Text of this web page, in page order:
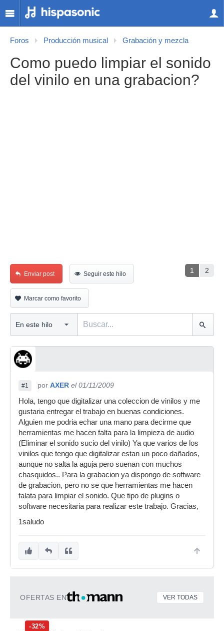
Foros Producción musical Grabación y mezcla
Como puedo limpiar el sonido
del vinilo en una grabacion?
1 2
Enviar post Seguir este hilo
Marcar como favorito
#1 por AXER el 01/11/2009
Hola, tengo que digitalizar una coleccion de vinilos y me
gustaria entregar el trabajo en buenas condiciones.
Alguien me podria echar una mano para decirme que
herramientas me hacen falta para la limpieza de audio
(Eliminar el sonido sucio del vinilo) Ya que varios de los
vinilos que tengo que digitalizar estan un poco dañados,
aunque no salta la aguja pero suenan con muchos
chasquidos.. Para la grabacion ya dispongo de software
de grabacion, pero no se que herramientas me hacen
falata para limpiar el sonido. Que tipo de plugins o
software necesitaria para realizar este trabajo. Gracias,
1saludo
OFERTAS EN VER TODAS
-32%